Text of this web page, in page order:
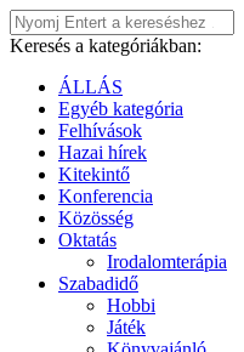
Keresés a kategóriákban:
ÁLLÁS
Egyéb kategória
Felhívások
Hazai hírek
Kitekintő
Konferencia
Közösség
Oktatás
Irodalomterápia
Szabadidő
Hobbi
Játék